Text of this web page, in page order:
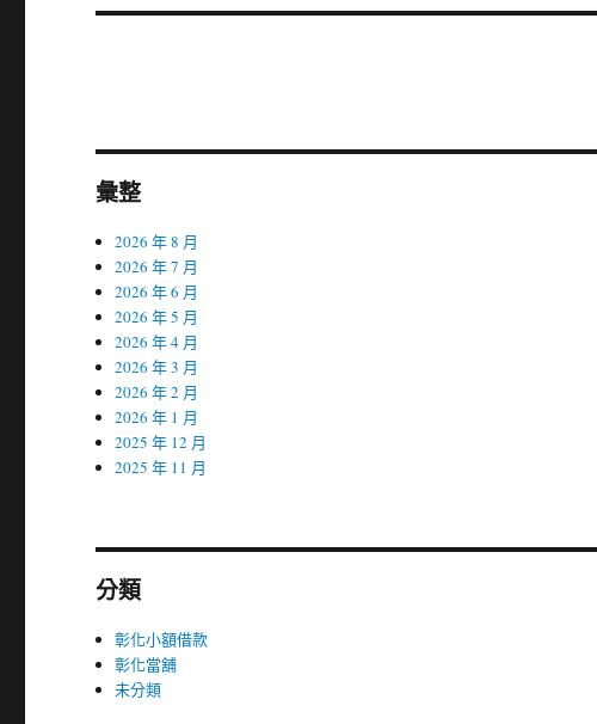
篇
彙整
2026 年 8 月
2026 年 7 月
2026 年 6 月
2026 年 5 月
2026 年 4 月
2026 年 3 月
2026 年 2 月
2026 年 1 月
2025 年 12 月
2025 年 11 月
分類
彰化小額借款
彰化當舖
未分類